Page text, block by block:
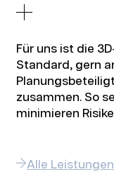
Für uns ist die
Standard, gern
zusammen. So
minimieren
Alle Leistungen